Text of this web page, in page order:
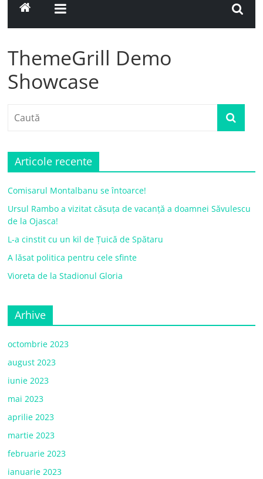
ThemeGrill Demo
Showcase
Articole recente
Comisarul Montalbanu se întoarce!
Ursul Rambo a vizitat căsuța de vacanță a doamnei Săvulescu
de la Ojasca!
L-a cinstit cu un kil de Țuică de Spătaru
A lăsat politica pentru cele sfinte
Vioreta de la Stadionul Gloria
Arhive
octombrie 2023
august 2023
iunie 2023
mai 2023
aprilie 2023
martie 2023
februarie 2023
ianuarie 2023